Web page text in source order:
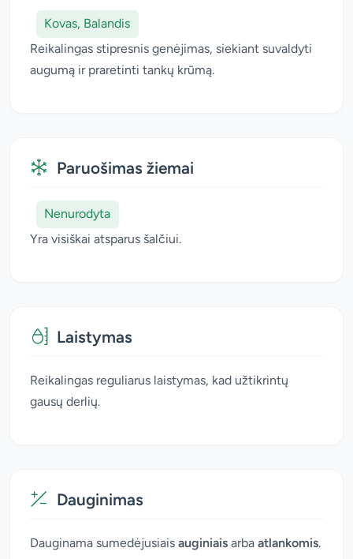
Kovas, Balandis
Reikalingas stipresnis genėjimas, siekiant suvaldyti
augumą ir praretinti tankų krūmą.
Paruošimas žiemai
Nenurodyta
Yra visiškai atsparus šalčiui.
Laistymas
Reikalingas reguliarus laistymas, kad užtikrintų
gausų derlių.
Dauginimas
Dauginama sumedėjusiais auginiais arba atlankomis.